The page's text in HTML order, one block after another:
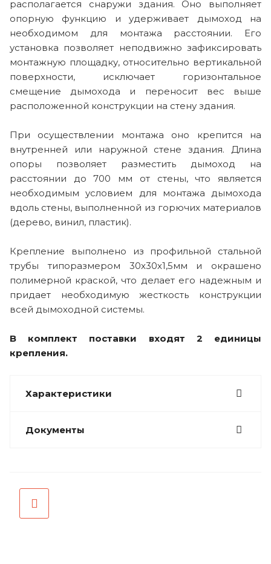
располагается снаружи здания. Оно выполняет
опорную функцию и удерживает дымоход на
необходимом для монтажа расстоянии. Его
установка позволяет неподвижно зафиксировать
монтажную площадку, относительно вертикальной
поверхности, исключает горизонтальное
смещение дымохода и переносит вес выше
расположенной конструкции на стену здания.
При осуществлении монтажа оно крепится на
внутренней или наружной стене здания. Длина
опоры позволяет разместить дымоход на
расстоянии до 700 мм от стены, что является
необходимым условием для монтажа дымохода
вдоль стены, выполненной из горючих материалов
(дерево, винил, пластик).
Крепление выполнено из профильной стальной
трубы типоразмером 30х30х1,5мм и окрашено
полимерной краской, что делает его надежным и
придает необходимую жесткость конструкции
всей дымоходной системы.
В комплект поставки входят 2 единицы
крепления.
Характеристики
Документы